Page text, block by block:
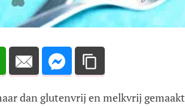
dan glutenvrij en melkvrij gemaakt